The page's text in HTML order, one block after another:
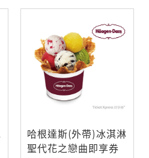
哈根達斯(外帶)冰淇淋
聖代花之戀曲即享券